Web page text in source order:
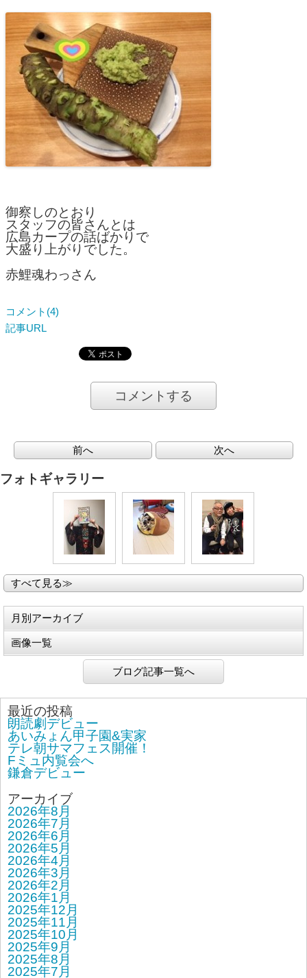
御察しのとおり
スタッフの皆さんとは
広島カープの話ばかりで
大盛り上がりでした。
赤鯉魂わっさん
コメント(4)
記事URL
コメントする
前へ 次へ
フォトギャラリー
すべて見る≫
月別アーカイブ
画像一覧
ブログ記事一覧へ
最近の投稿
朗読劇デビュー
あいみょん甲子園&実家
テレ朝サマフェス開催！
Fミュ内覧会へ
鎌倉デビュー
アーカイブ
2026年8月
2026年7月
2026年6月
2026年5月
2026年4月
2026年3月
2026年2月
2026年1月
2025年12月
2025年11月
2025年10月
2025年9月
2025年8月
2025年7月